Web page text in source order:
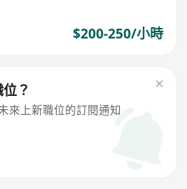
$200-250/小時
？
來上新職位的訂閱通知